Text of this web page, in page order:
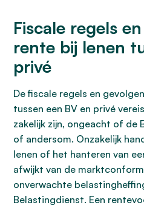
Fiscale regels
rente bij lenen
privé
De fiscale regels en
tussen een BV en privé
zakelijk zijn, ongeacht of de
of andersom. Onzakelijk
lenen of het hanteren van
afwijkt van de
onverwachte
Belastingdienst. Een